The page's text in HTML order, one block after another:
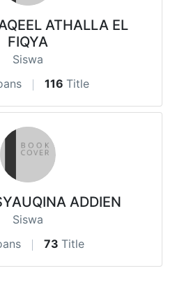
ATHALLA EL
FIQYA
Siswa
116 Title
ADDIEN
Siswa
73 Title